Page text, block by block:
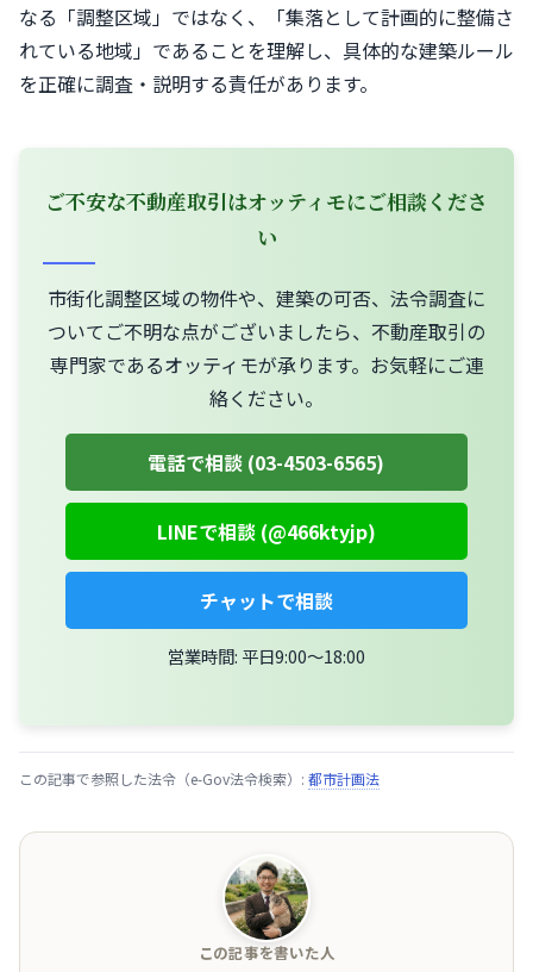
なる「調整区域」ではなく、「集落として計画的に整備さ
れている地域」であることを理解し、具体的な建築ルール
を正確に調査・説明する責任があります。
ご不安な不動産取引はオッティモにご相談くださ
い
市街化調整区域の物件や、建築の可否、法令調査に
ついてご不明な点がございましたら、不動産取引の
専門家であるオッティモが承ります。お気軽にご連
絡ください。
電話で相談 (03-4503-6565)
LINEで相談 (@466ktyjp)
チャットで相談
営業時間: 平日9:00〜18:00
この記事で参照した法令（e-Gov法令検索）: 都市計画法
この記事を書いた人